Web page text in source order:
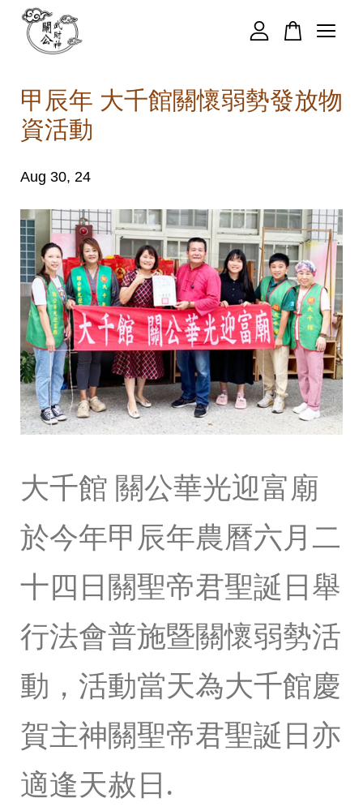
甲辰年 大千館關懷弱勢發放物
資活動
Aug 30, 24
大千館 關公華光迎富廟
於今年甲辰年農曆六月二
十四日關聖帝君聖誕日舉
行法會普施暨關懷弱勢活
動，活動當天為大千館慶
賀主神關聖帝君聖誕日亦
適逢天赦日.